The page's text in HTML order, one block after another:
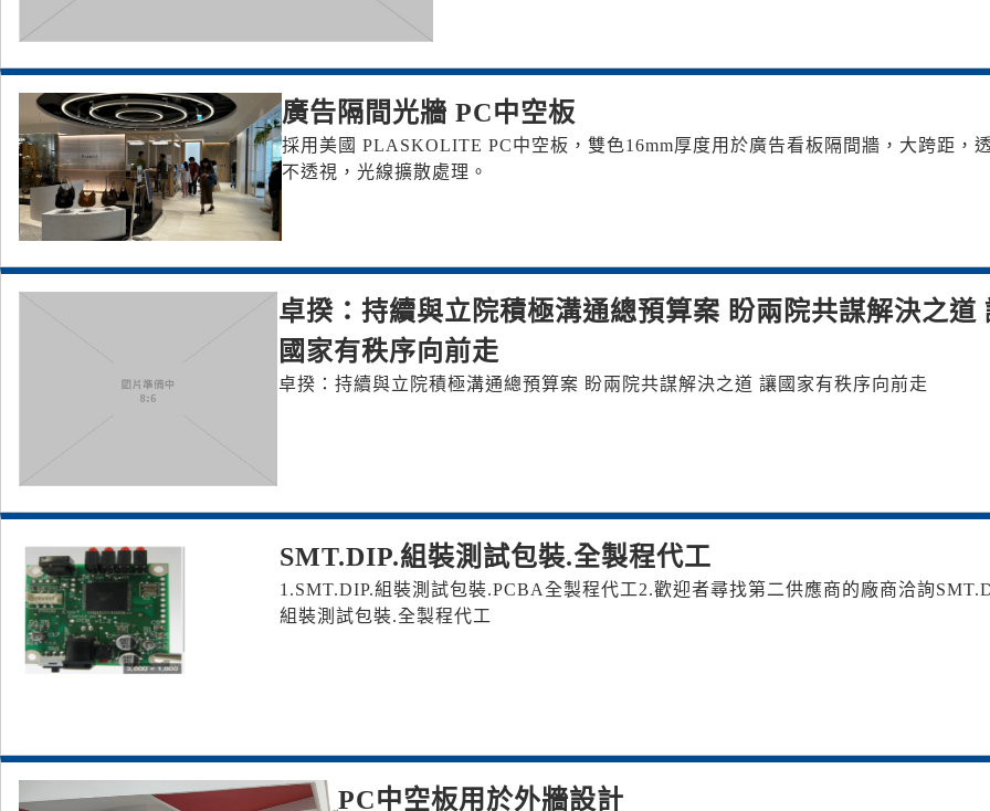
廣告隔間光牆 PC中空板
採用美國 PLASKOLITE PC中空板，雙色16mm厚度用於廣告看板隔間牆，大跨距，
不透視，光線擴散處理。
卓揆：持續與立院積極溝通總預算案 盼兩院共謀解決之道
國家有秩序向前走
卓揆：持續與立院積極溝通總預算案 盼兩院共謀解決之道 讓國家有秩序向前走
SMT.DIP.組裝測試包裝.全製程代工
1.SMT.DIP.組裝測試包裝.PCBA全製程代工 2.歡迎者尋找第二供應商的廠商洽詢
組裝測試包裝.全製程代工
PC中空板用於外牆設計